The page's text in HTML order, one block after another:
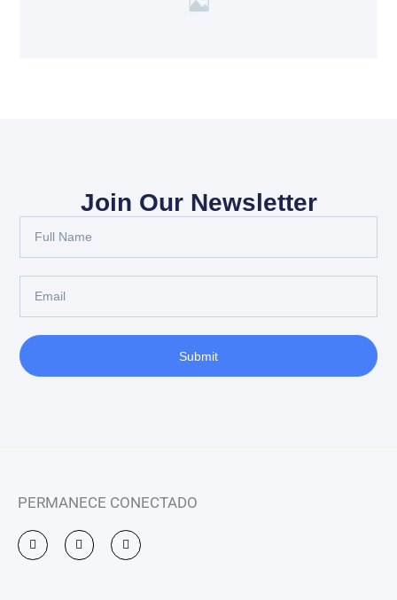
Join Our Newsletter
Submit
PERMANECE CONECTADO
I
n
s
F
a
c
Y
o
u